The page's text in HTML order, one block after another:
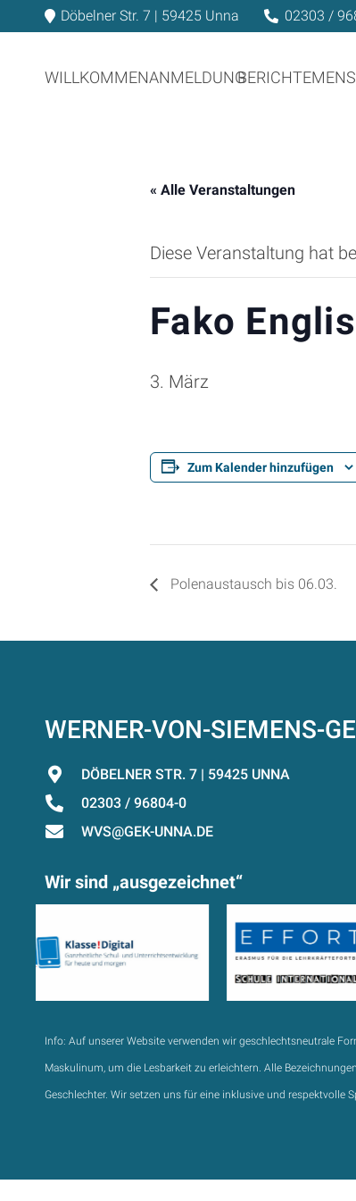
Döbelner Str. 7 | 59425 Unna 02303 /
WILLKOMMENANMELDUNGBERICHTE
« Alle Veranstaltungen
Diese Veranstaltung hat
Fako
3. März
Zum Kalender hinzufügen
Polenaustausch bis 06.03.
WERNER-VON-SIEMENS-
DÖBELNER STR. 7 | 59425 UNNA
02303 / 96804-0
WVS@GEK-UNNA.DE
Wir sind „ausgezeichnet“
Info: Auf unserer Website verwenden wir geschlechtsneutrale
Maskulinum, um die Lesbarkeit zu erleichtern. Alle
Geschlechter. Wir setzen uns für eine inklusive und respektvolle